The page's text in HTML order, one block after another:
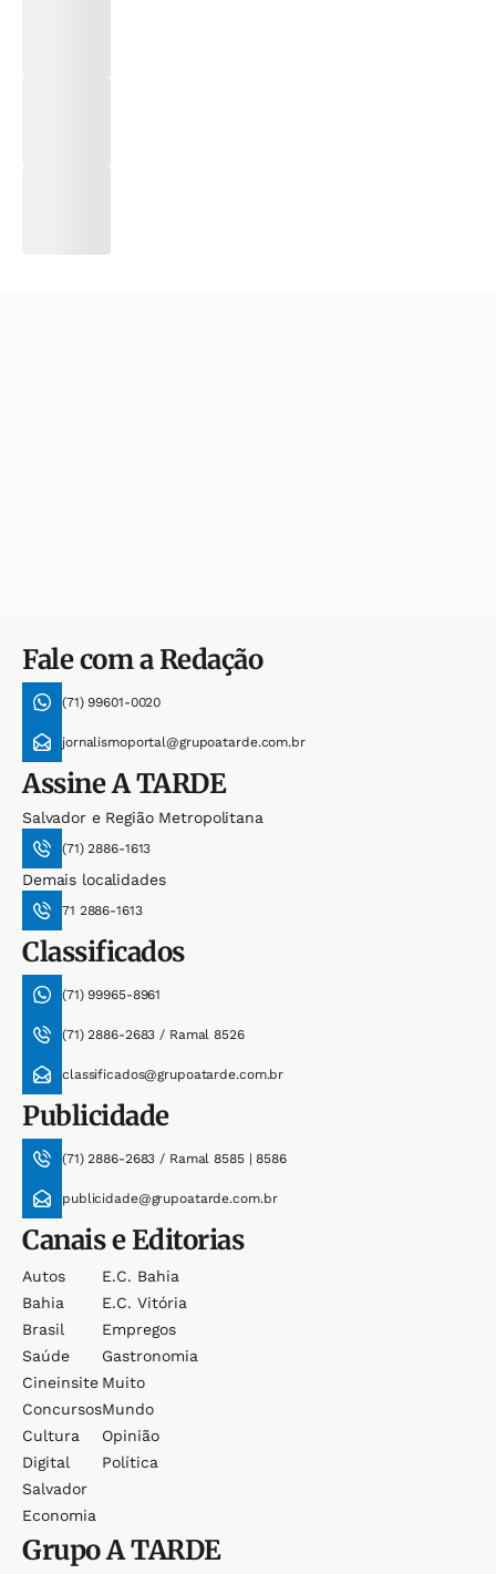
Fale com a Redação
(71) 99601-0020
jornalismoportal@grupoatarde.com.br
AssineA TARDE
Salvador e Região Metropolitana
(71) 2886-1613
Demais localidades
71 2886-1613
Classificados
(71) 99965-8961
(71) 2886-2683 / Ramal 8526
classificados@grupoatarde.com.br
Publicidade
(71) 2886-2683 / Ramal 8585 | 8586
publicidade@grupoatarde.com.br
Canais e Editorias
Autos
Bahia
Brasil
Saúde
Cineinsite
Concursos
Cultura
Digital
Salvador
Economia
E.c. Bahia
E.c. Vitória
Empregos
Gastronomia
Muito
Mundo
Opinião
Política
GrupoA TARDE